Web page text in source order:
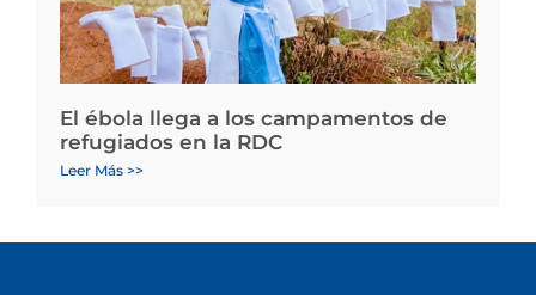
El ébola llega a los campamentos de
refugiados en la RDC
Leer Más >>